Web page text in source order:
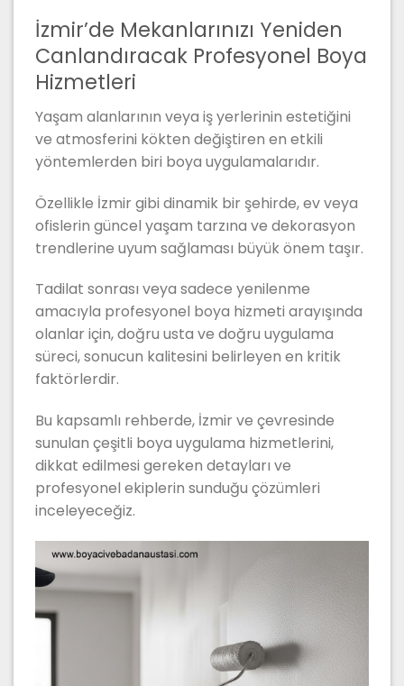
İzmir’de Mekanlarınızı Yeniden
Canlandıracak Profesyonel Boya
Hizmetleri
Yaşam alanlarının veya iş yerlerinin estetiğini
ve atmosferini kökten değiştiren en etkili
yöntemlerden biri boya uygulamalarıdır.
Özellikle İzmir gibi dinamik bir şehirde, ev veya
ofislerin güncel yaşam tarzına ve dekorasyon
trendlerine uyum sağlaması büyük önem taşır.
Tadilat sonrası veya sadece yenilenme
amacıyla profesyonel boya hizmeti arayışında
olanlar için, doğru usta ve doğru uygulama
süreci, sonucun kalitesini belirleyen en kritik
faktörlerdir.
Bu kapsamlı rehberde, İzmir ve çevresinde
sunulan çeşitli boya uygulama hizmetlerini,
dikkat edilmesi gereken detayları ve
profesyonel ekiplerin sunduğu çözümleri
inceleyeceğiz.